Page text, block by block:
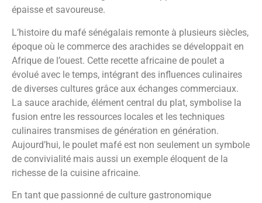
épaisse et savoureuse.
L’histoire du mafé sénégalais remonte à plusieurs siècles,
époque où le commerce des arachides se développait en
Afrique de l’ouest. Cette recette africaine de poulet a
évolué avec le temps, intégrant des influences culinaires
de diverses cultures grâce aux échanges commerciaux.
La sauce arachide, élément central du plat, symbolise la
fusion entre les ressources locales et les techniques
culinaires transmises de génération en génération.
Aujourd’hui, le poulet mafé est non seulement un symbole
de convivialité mais aussi un exemple éloquent de la
richesse de la cuisine africaine.
En tant que passionné de culture gastronomique